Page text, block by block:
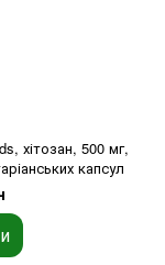
хітозан, 500 мг,
капсул